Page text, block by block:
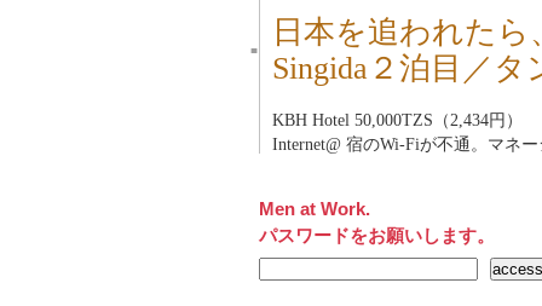
■
日本を追われた
Singida２泊目／タ
KBH Hotel 50,000TZS（2,434円）
Internet@ 宿のWi-Fiが不通。マネ
Men at Work.
パスワードをお願いします。